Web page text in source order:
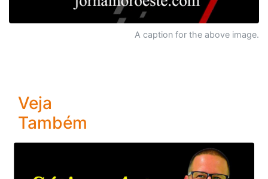
A caption for the above image.
Veja
Também